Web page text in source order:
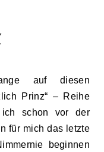
auf diesen
Prinz“ – Reihe
ich schon vor der
für mich das letzte
beginnen